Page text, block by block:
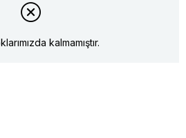
kalmamıştır.